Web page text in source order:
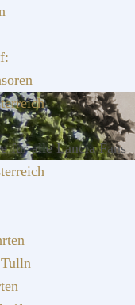
für alle Lancia Fans